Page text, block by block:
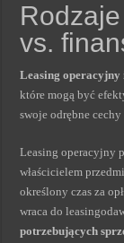
vs.
Leasing operacyjny
które mogą być
swoje odrębne
Leasing operacyjny
właścicielem
określony czas za
wraca do
potrzebujących